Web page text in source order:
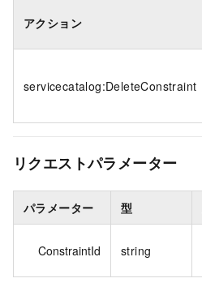
アクション
servicecatalog:DeleteConstraint
リクエストパラメーター
パラメーター 型
ConstraintId string